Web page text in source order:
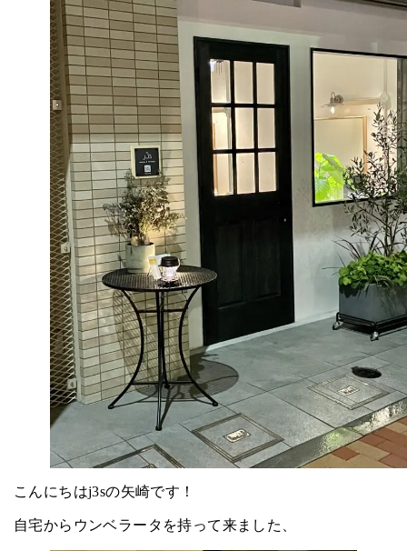
こんにちはj3sの矢崎です！
自宅からウンベラータを持って来ました、